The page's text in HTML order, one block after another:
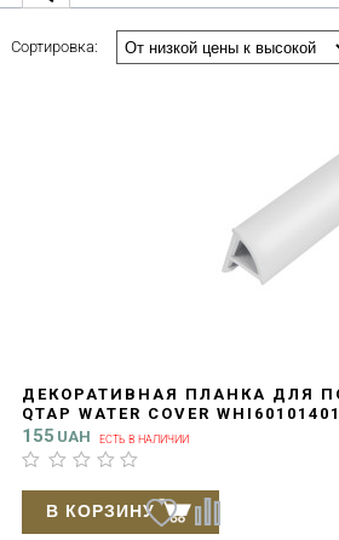
Сортировка:
ДЕКОРАТИВНАЯ ПЛАНКА ДЛЯ
QTAP WATER COVER WHI60101401
155 UAH ЕСТЬ В НАЛИЧИИ
В КОРЗИНУ